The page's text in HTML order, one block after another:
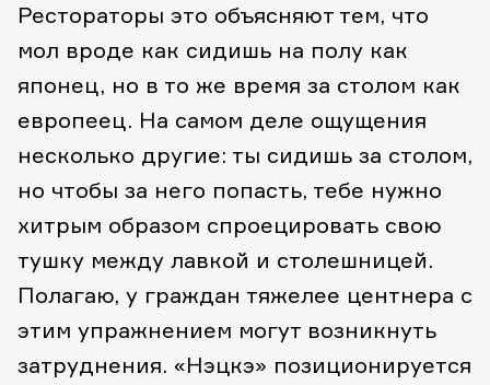
Рестораторы это объясняют тем, что
мол вроде как сидишь на полу как
японец, но в то же время за столом как
европеец. На самом деле ощущения
несколько другие: ты сидишь за столом,
но чтобы за него попасть, тебе нужно
хитрым образом спроецировать свою
тушку между лавкой и столешницей.
Полагаю, у граждан тяжелее центнера с
этим упражнением могут возникнуть
затруднения. «Нэцкэ» позиционируется